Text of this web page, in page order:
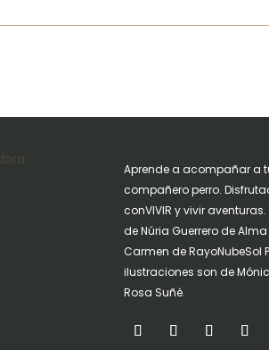
Aprende a acompañar a
compañero perro.
conVIVIR y vivir
de Núria Guerrero de
Carmen de RayoNubeSol
ilustraciones son de
Rosa Suñè.